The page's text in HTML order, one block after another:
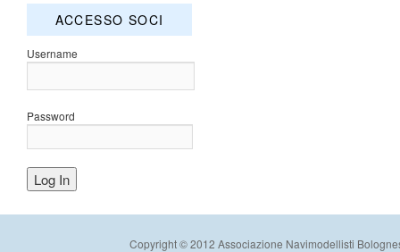
ACCESSO SOCI
Username
Password
Copyright © 2012 Associazione Navimodellisti